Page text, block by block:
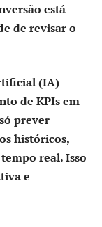
está
de revisar o
(IA)
de KPIs em
prever
históricos,
real. Isso
e